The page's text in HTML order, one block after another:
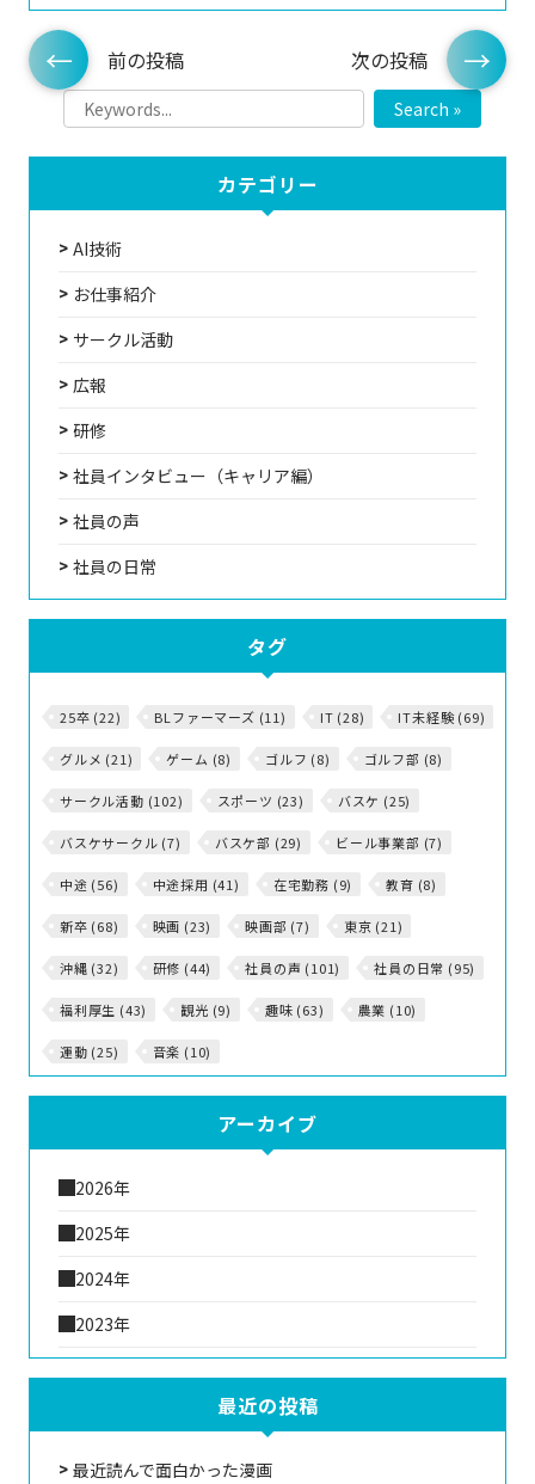
前の投稿 次の投稿
Search »
カテゴリー
AI技術
お仕事紹介
サークル活動
広報
研修
社員インタビュー（キャリア編）
社員の声
社員の日常
タグ
25卒 (22) BLファーマーズ (11) IT (28) IT未経験 (69)
グルメ (21) ゲーム (8) ゴルフ (8) ゴルフ部 (8)
サークル活動 (102) スポーツ (23) バスケ (25)
バスケサークル (7) バスケ部 (29) ビール事業部 (7)
中途 (56) 中途採用 (41) 在宅勤務 (9) 教育 (8)
新卒 (68) 映画 (23) 映画部 (7) 東京 (21)
沖縄 (32) 研修 (44) 社員の声 (101) 社員の日常 (95)
福利厚生 (43) 観光 (9) 趣味 (63) 農業 (10)
運動 (25) 音楽 (10)
アーカイブ
2026年
2025年
2024年
2023年
最近の投稿
最近読んで面白かった漫画